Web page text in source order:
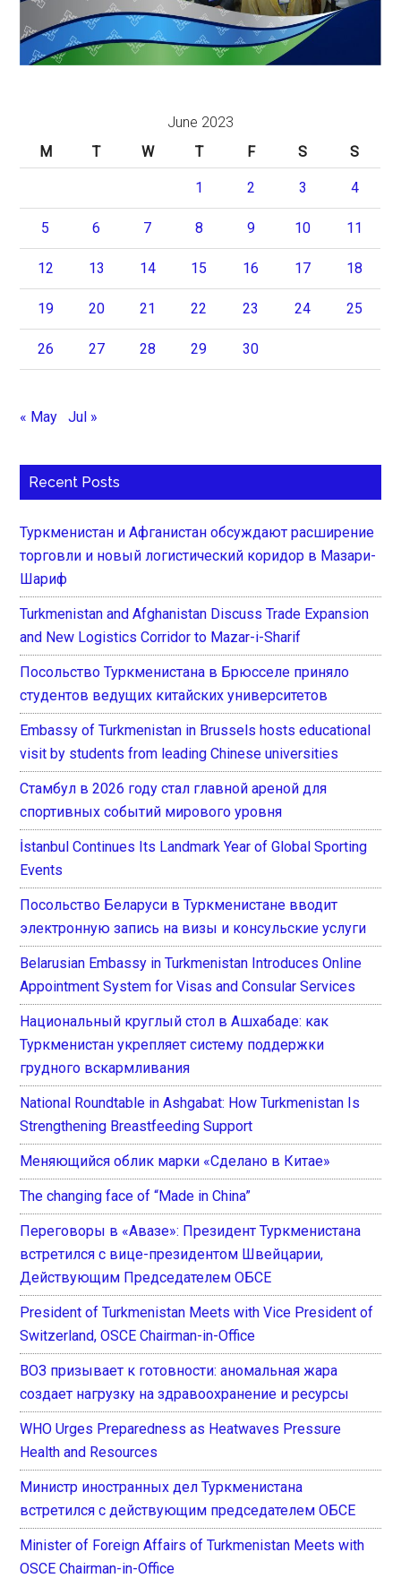
June 2023
M
T W T F S S
1 2 3 4
5 6 7 8 9 10 11
12 13 14 15 16 17 18
19 20 21 22 23 24 25
26 27 28 29 30
« May Jul »
Recent Posts
Туркменистан и Афганистан обсуждают расширение
торговли и новый логистический коридор в Мазари-
Шариф
Turkmenistan and Afghanistan Discuss Trade Expansion
and New Logistics Corridor to Mazar-i-Sharif
Посольство Туркменистана в Брюсселе приняло
студентов ведущих китайских университетов
Embassy of Turkmenistan in Brussels hosts educational
visit by students from leading Chinese universities
Стамбул в 2026 году стал главной ареной для
спортивных событий мирового уровня
İstanbul Continues Its Landmark Year of Global Sporting
Events
Посольство Беларуси в Туркменистане вводит
электронную запись на визы и консульские услуги
Belarusian Embassy in Turkmenistan Introduces Online
Appointment System for Visas and Consular Services
Национальный круглый стол в Ашхабаде: как
Туркменистан укрепляет систему поддержки
грудного вскармливания
National Roundtable in Ashgabat: How Turkmenistan Is
Strengthening Breastfeeding Support
Меняющийся облик марки «Сделано в Китае»
The changing face of “Made in China”
Переговоры в «Авазе»: Президент Туркменистана
встретился с вице-президентом Швейцарии,
Действующим Председателем ОБСЕ
President of Turkmenistan Meets with Vice President of
Switzerland, OSCE Chairman-in-Office
ВОЗ призывает к готовности: аномальная жара
создает нагрузку на здравоохранение и ресурсы
WHO Urges Preparedness as Heatwaves Pressure
Health and Resources
Министр иностранных дел Туркменистана
встретился с действующим председателем ОБСЕ
Minister of Foreign Affairs of Turkmenistan Meets with
OSCE Chairman-in-Office